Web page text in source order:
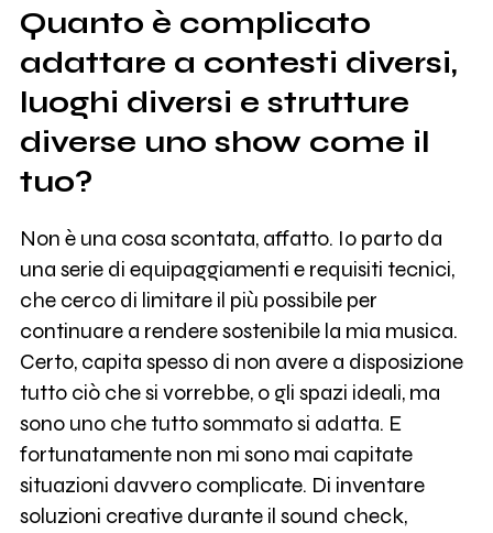
Quanto è complicato
adattare a contesti diversi,
luoghi diversi e strutture
diverse uno show come il
tuo?
Non è una cosa scontata, affatto. Io parto da
una serie di equipaggiamenti e requisiti tecnici,
che cerco di limitare il più possibile per
continuare a rendere sostenibile la mia musica.
Certo, capita spesso di non avere a disposizione
tutto ciò che si vorrebbe, o gli spazi ideali, ma
sono uno che tutto sommato si adatta. E
fortunatamente non mi sono mai capitate
situazioni davvero complicate. Di inventare
soluzioni creative durante il sound check,